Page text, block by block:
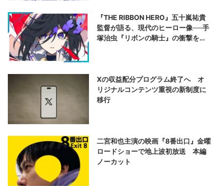
『THE RIBBON HERO』五十嵐祐貴
監督が語る、現代のヒーロー像──手
塚治虫『リボンの騎士』の衝撃を再
Xの収益配分プログラム終了へ オ
リジナルコンテンツ重視の新制度に
移行
二宮和也主演の映画『8番出口』金曜
ロードショーで地上波初放送 本編
ノーカット